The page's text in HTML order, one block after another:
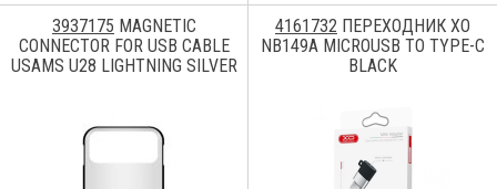
3937175 MAGNETIC
CONNECTOR FOR USB CABLE
USAMS U28 LIGHTNING SILVER
4161732 ПЕРЕХОДНИК XO
NB149A MICROUSB TO TYPE-C
BLACK